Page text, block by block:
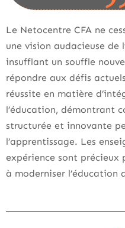
Le Netocentre CFA ne
une vision audacieuse de
insufflant un souffle
répondre aux défis
réussite en matière
l’éducation, démontrant
structurée et innovante
l’apprentissage. Les
expérience sont précieux
à moderniser l’éducation